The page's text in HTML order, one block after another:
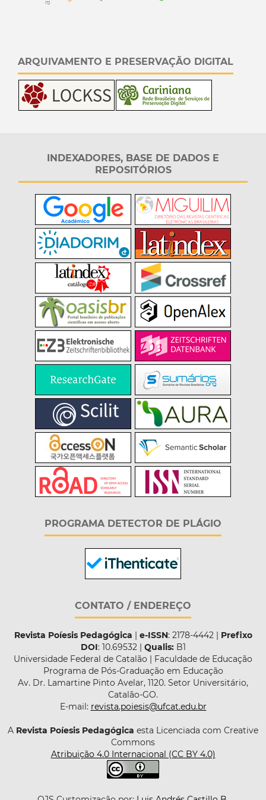
ARQUIVAMENTO E PRESERVAÇÃO DIGITAL
INDEXADORES, BASE DE DADOS E
REPOSITÓRIOS
PROGRAMA DETECTOR DE PLÁGIO
CONTATO / ENDEREÇO
Revista Poíesis Pedagógica | e-ISSN: 2178-4442 | Prefixo
DOI: 10.69532 | Qualis:B1
Universidade Federal de Catalão | Faculdade de Educação
Programa de Pós-Graduação em Educação
Av. Dr. Lamartine Pinto Avelar, 1120. Setor Universitário,
Catalão-GO.
E-mail: revista.poiesis@ufcat.edu.br
A Revista Poíesis Pedagógica esta Licenciada com Creative
Commons
Atribuição 4.0 Internacional (CC BY 4.0)